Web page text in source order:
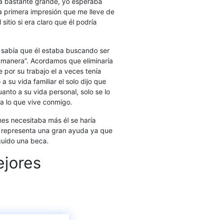
impresión que me lleve de
si era claro que él podría
que él estaba buscando ser
Acordamos que eliminaría
por su trabajo el a veces tenía
su vida familiar el solo dijo que
a su vida personal, solo se lo
lo que vive conmigo.
necesitaba más él se haría
una gran ayuda ya que
una beca.